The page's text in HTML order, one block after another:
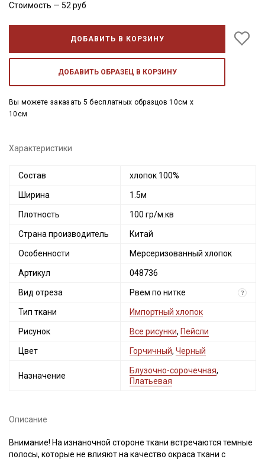
Стоимость — 52 руб
ДОБАВИТЬ В КОРЗИНУ
ДОБАВИТЬ ОБРАЗЕЦ В КОРЗИНУ
Вы можете заказать 5 бесплатных образцов 10см x
10см
Характеристики
Состав хлопок 100%
Ширина 1.5м
Плотность 100 гр/м.кв
Страна производитель Китай
Особенности Мерсеризованный хлопок
Артикул 048736
Вид отреза Рвем по нитке ?
Тип ткани Импортный хлопок
Рисунок Все рисунки, Пейсли
Цвет Горчичный, Черный
Назначение
Блузочно-сорочечная,
Платьевая
Описание
Внимание! На изнаночной стороне ткани встречаются темные
полосы, которые не влияют на качество окраса ткани с